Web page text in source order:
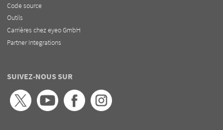
Code source
Outils
Carrières chez eyeo GmbH
Partner Integrations
SUIVEZ-NOUS SUR